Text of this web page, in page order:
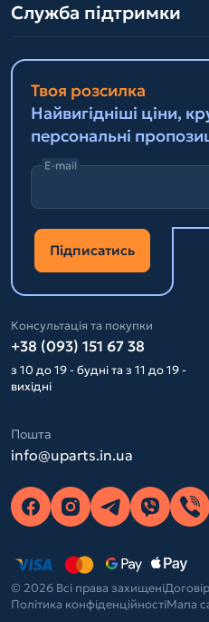
Служба підтримки
Твоя розсилка
Найвигідніші ціни,
персональні
E-mail
Підписатись
Консультація та покупки
+38 (093) 151 67 38
з 10 до 19 - будні та з 11 до 19 -
вихідні
Пошта
info@uparts.in.ua
© 2026 Всі права захищені
Політика конфіденційностіМапа